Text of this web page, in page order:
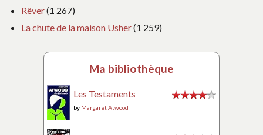
Rêver(1 267)
La chute de la maison Usher(1 259)
Ma bibliothèque
Les Testaments
by Margaret Atwood